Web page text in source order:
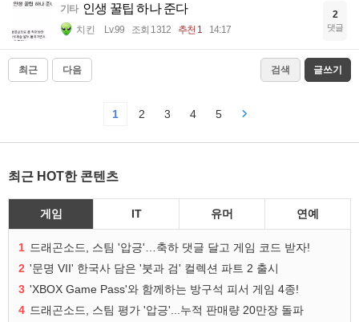
기타 인생 꿀팁 하나 준다
치킨 Lv.99 조회 1312 추천 1 14:17
2
댓글
최근 다음 검색 글쓰기
1 2 3 4 5
최근 HOT한 콘텐츠
게임 IT 유머 연예
1 드래곤소드, 스팀 '압긍'…축하 댓글 달고 게임 코드 받자!
2 '문명 VII' 한국사 담은 '붓과 검' 컬렉션 파트 2 출시
3 'XBOX Game Pass'와 함께하는 방구석 피서 게임 4종!
4 드래곤소드, 스팀 평가 '압긍'...누적 판매량 20만장 돌파